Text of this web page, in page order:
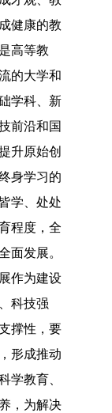
健康的教
高等教
的大学和
学科、新
前沿和国
升原始创
身学习的
学、处处
程度，全
面发展。
作为建设
科技强
撑性，要
形成推动
学教育、
，为解决